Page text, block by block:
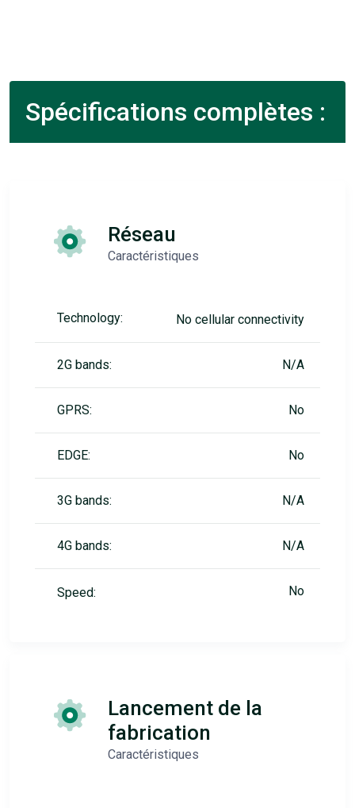
Spécifications complètes :
Réseau
Caractéristiques
Technology: No cellular connectivity
2G bands: N/A
GPRS: No
EDGE: No
3G bands: N/A
4G bands: N/A
Speed: No
Lancement de la
fabrication
Caractéristiques